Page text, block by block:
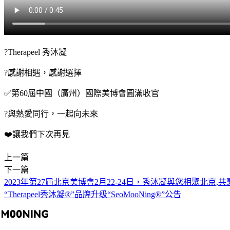
?Therapeel 秀沐凝
?感謝相遇，感謝選擇
✅第60屆中國（廣州）國際美博會圓滿收官
?與熱愛同行，一起向未來
❤️讓我們下次再見
帖
子
導
航
上一篇
下一篇
2023年第27屆北京美博會2月22-24日，秀沐凝與您相聚北京,共
“Therapeel秀沐凝®”品牌升级“SeoMooNing®”公告